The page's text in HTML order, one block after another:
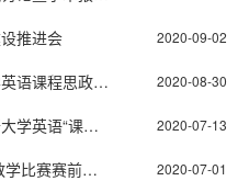
推进会 2020-09-02
外国语学院着力推进新视野大学英语课程思政建设 2020-08-30
大外部第一、二教研室联合召开大学英语“课程思政”建设会议 2020-07-13
大外部开展2020年校青年教师教学比赛赛前辅导工作 2020-07-01